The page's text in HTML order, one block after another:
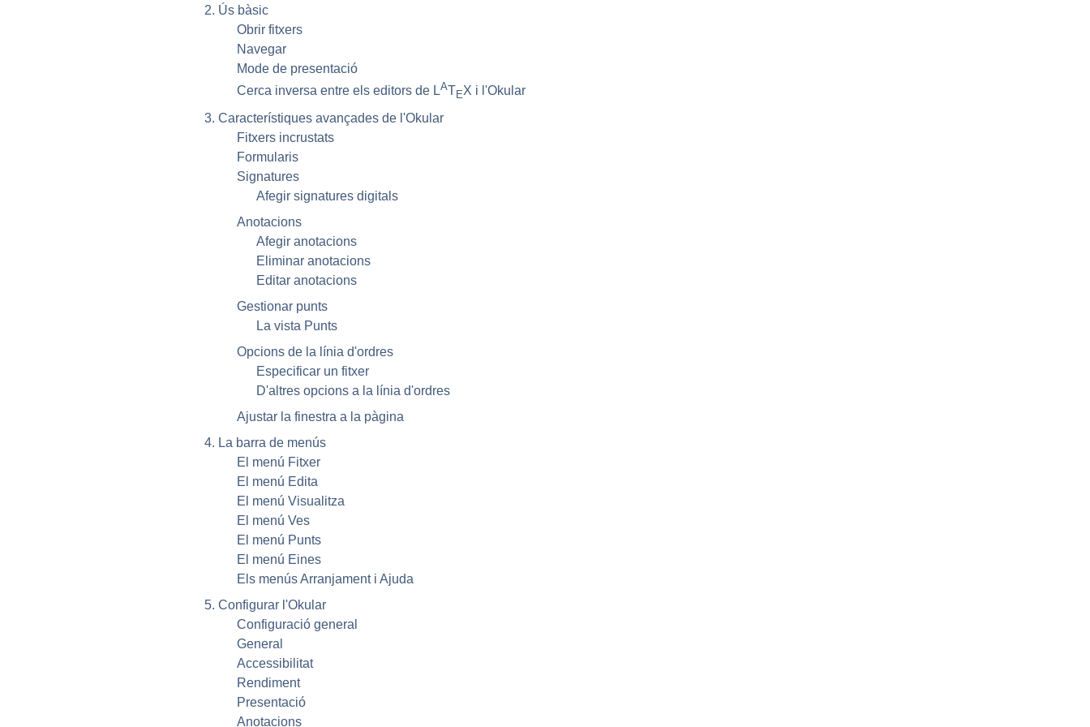
2. Ús bàsic
Obrir fitxers
Navegar
Mode de presentació
Cerca inversa entre els editors de LATEX i l'Okular
3. Característiques avançades de l'Okular
Fitxers incrustats
Formularis
Signatures
Afegir signatures digitals
Anotacions
Afegir anotacions
Eliminar anotacions
Editar anotacions
Gestionar punts
La vista Punts
Opcions de la línia d'ordres
Especificar un fitxer
D'altres opcions a la línia d'ordres
Ajustar la finestra a la pàgina
4. La barra de menús
El menú Fitxer
El menú Edita
El menú Visualitza
El menú Ves
El menú Punts
El menú Eines
Els menús Arranjament i Ajuda
5. Configurar l'Okular
Configuració general
General
Accessibilitat
Rendiment
Presentació
Anotacions